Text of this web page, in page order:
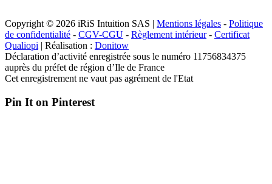
Copyright © 2026 iRiS Intuition SAS | Mentions légales - Politique
de confidentialité - CGV-CGU - Règlement intérieur- Certificat
Qualiopi | Réalisation : Donitow
Déclaration d’activité enregistrée sous le numéro 11756834375
auprès du préfet de région d’Ile de France
Cet enregistrement ne vaut pas agrément de l'Etat
Pin It on Pinterest